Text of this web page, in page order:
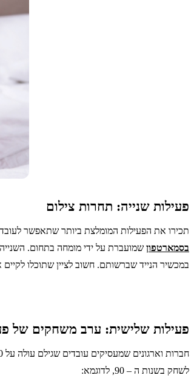
פעילות שנייה: תחרות צילום
תכירו את הפעילות המומלצת ביותר שתאפשר לעובדים
בסמארטפון שמועברת על ידי מומחה בתחום.
במכשיר הנייד שברשותם. חשוב לציין שתוכלו
פעילות שלישית: ערב משחקים של
לשחק בשנות ה – 90, לדוגמא: